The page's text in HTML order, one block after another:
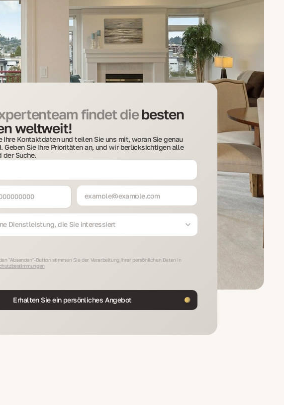
findet diebesten
weltweit!
Ihre Kontaktdaten und teilen Sie uns mit, woran Sie genau
Geben Sie Ihre Prioritäten an, und wir berücksichtigen alle
der Suche.
Dienstleistung, die Sie interessiert
"Absenden"-Button stimmen Sie der Verarbeitung Ihrer persönlichen Daten in
Erhalten Sie ein persönliches Angebot